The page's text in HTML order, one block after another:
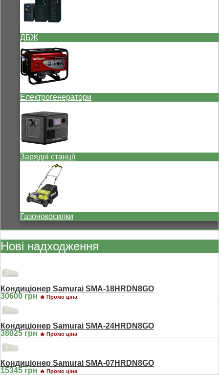
ДБЖ
Електрогенератори
Зарядні станції
Газонокосилки
Нові надходження
Кондиціонер Samurai SMA-18HRDN8GO
30600 грн 🔥 Промо ціна
Кондиціонер Samurai SMA-24HRDN8GO
38025 грн 🔥 Промо ціна
Кондиціонер Samurai SMA-07HRDN8GO
15345 грн 🔥 Промо ціна